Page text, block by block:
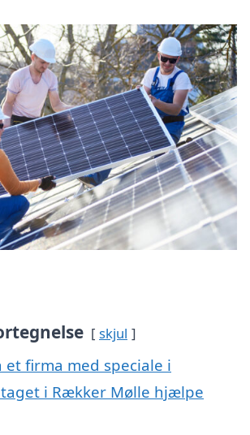
skjul
et firma med speciale i
i Rækker Mølle hjælpe